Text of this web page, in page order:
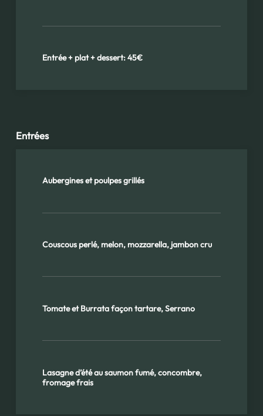
Entrée + plat + dessert: 45€
Entrées
Aubergines et poulpes grillés
Couscous perlé, melon, mozzarella, jambon cru
Tomate et Burrata façon tartare, Serrano
Lasagne d’été au saumon fumé, concombre,
fromage frais